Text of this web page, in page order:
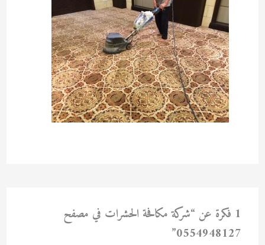
1 فكرة عن “شركة مكافحة الحشرات في مصفح
0554948127”